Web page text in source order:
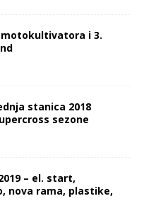
motokultivatora i 3.
stanica 2018
sezone
– el. start,
nova rama, plastike,